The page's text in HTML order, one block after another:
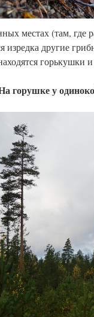
местах (там, где
изредка другие
горушке у